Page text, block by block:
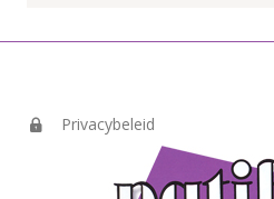
Privacybeleid